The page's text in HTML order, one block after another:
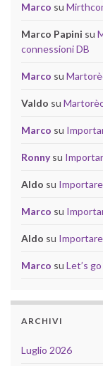
Marco su
Marco Papini su
connessioni DB
Marco su
Valdo su
Marco su
Ronnysu
Aldo su
Marco su
Aldo su
Marco su Let’s
ARCHIVI
Luglio 2026